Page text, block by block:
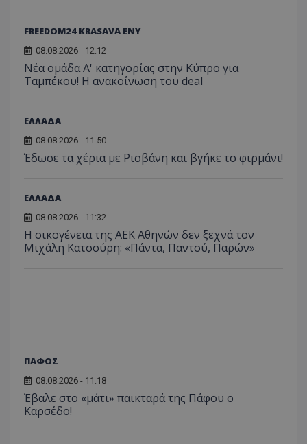
FREEDOM24 KRASAVA ΕΝΥ
08.08.2026 - 12:12
Νέα ομάδα Α' κατηγορίας στην Κύπρο για
Ταμπέκου! Η ανακοίνωση του deal
ΕΛΛΑΔΑ
08.08.2026 - 11:50
Έδωσε τα χέρια με Ρισβάνη και βγήκε το φιρμάνι!
ΕΛΛΑΔΑ
08.08.2026 - 11:32
Η οικογένεια της ΑΕΚ Αθηνών δεν ξεχνά τον
Μιχάλη Κατσούρη: «Πάντα, Παντού, Παρών»
ΠΑΦΟΣ
08.08.2026 - 11:18
Έβαλε στο «μάτι» παικταρά της Πάφου ο
Καρσέδο!